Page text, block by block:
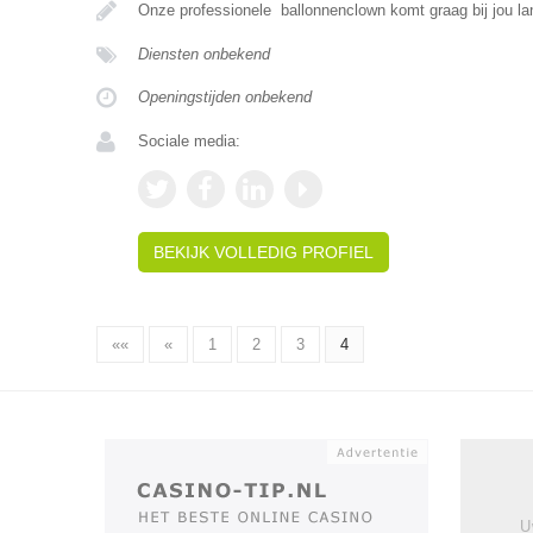
Onze professionele ballonnenclown komt graag bij jou
Diensten onbekend
Openingstijden onbekend
Sociale media:
BEKIJK VOLLEDIG PROFIEL
«« « 1 2 3 4